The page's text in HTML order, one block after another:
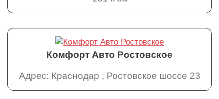
Комфорт Авто Ростовское
Адрес: Краснодар , Ростовское шоссе 23